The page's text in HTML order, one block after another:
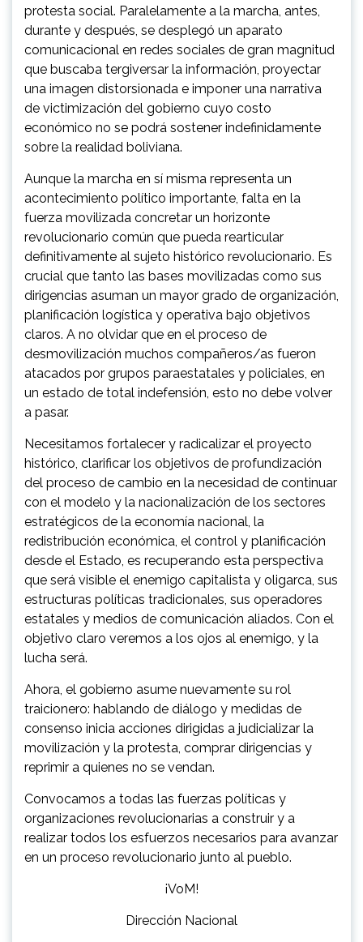
protesta social. Paralelamente a la marcha, antes,
durante y después, se desplegó un aparato
comunicacional en redes sociales de gran magnitud
que buscaba tergiversar la información, proyectar
una imagen distorsionada e imponer una narrativa
de victimización del gobierno cuyo costo
económico no se podrá sostener indefinidamente
sobre la realidad boliviana.
Aunque la marcha en sí misma representa un
acontecimiento político importante, falta en la
fuerza movilizada concretar un horizonte
revolucionario común que pueda rearticular
definitivamente al sujeto histórico revolucionario. Es
crucial que tanto las bases movilizadas como sus
dirigencias asuman un mayor grado de organización,
planificación logística y operativa bajo objetivos
claros. A no olvidar que en el proceso de
desmovilización muchos compañeros/as fueron
atacados por grupos paraestatales y policiales, en
un estado de total indefensión, esto no debe volver
a pasar.
Necesitamos fortalecer y radicalizar el proyecto
histórico, clarificar los objetivos de profundización
del proceso de cambio en la necesidad de continuar
con el modelo y la nacionalización de los sectores
estratégicos de la economía nacional, la
redistribución económica, el control y planificación
desde el Estado, es recuperando esta perspectiva
que será visible el enemigo capitalista y oligarca, sus
estructuras políticas tradicionales, sus operadores
estatales y medios de comunicación aliados. Con el
objetivo claro veremos a los ojos al enemigo, y la
lucha será.
Ahora, el gobierno asume nuevamente su rol
traicionero: hablando de diálogo y medidas de
consenso inicia acciones dirigidas a judicializar la
movilización y la protesta, comprar dirigencias y
reprimir a quienes no se vendan.
Convocamos a todas las fuerzas políticas y
organizaciones revolucionarias a construir y a
realizar todos los esfuerzos necesarios para avanzar
en un proceso revolucionario junto al pueblo.
¡VoM!
Dirección Nacional